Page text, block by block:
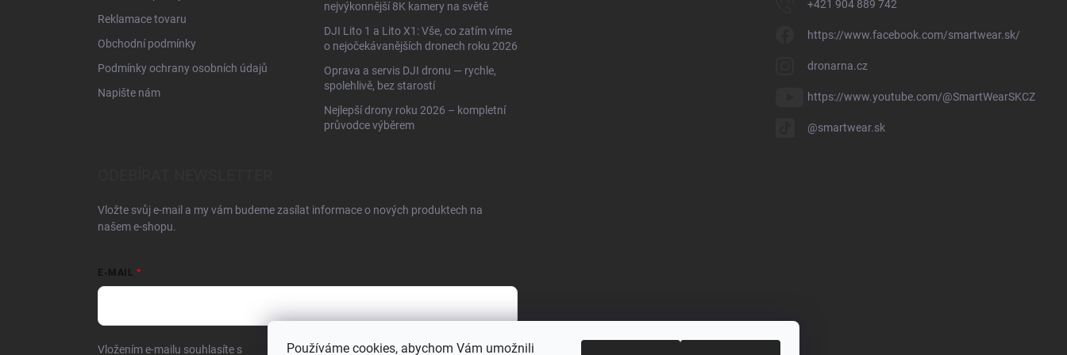
Používáme cookies, abychom Vám umožnili
Reklamace tovaru
Obchodní podmínky
Podmínky ochrany osobních údajů
Napište nám
nejvýkonnější 8K kamery na světě
DJI Lito 1 a Lito X1: Vše, co zatím víme
o nejočekávanějších dronech roku 2026
Oprava a servis DJI dronu — rychle,
spolehlivě, bez starostí
Nejlepší drony roku 2026 – kompletní
průvodce výběrem
+421 904 889 742
https://www.facebook.com/smartwear.sk/
dronarna.cz
https://www.youtube.com/@SmartWearSKCZ
@smartwear.sk
Vložte svůj e-mail a my vám budeme zasílat informace o nových produktech na
našem e-shopu.
E-MAIL
Vložením e-mailu souhlasíte s podmínkami ochrany osobních údajů